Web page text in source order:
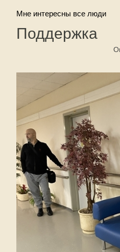
Мне интересны все люди
Поддержка